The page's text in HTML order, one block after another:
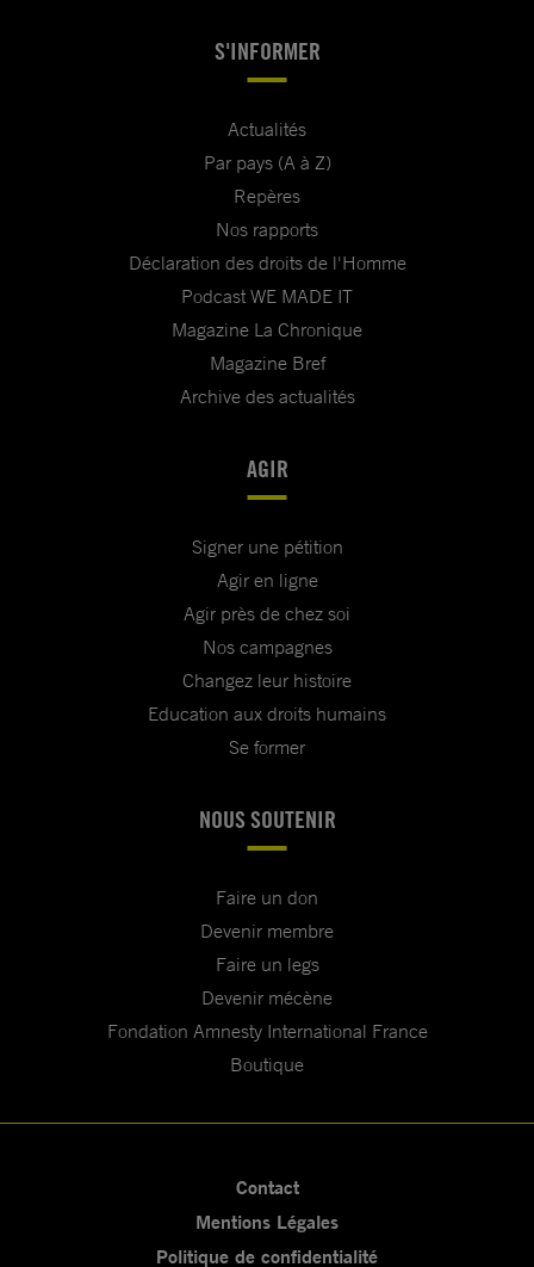
S'INFORMER
Actualités
Par pays (A à Z)
Repères
Nos rapports
Déclaration des droits de l'Homme
Podcast WE MADE IT
Magazine La Chronique
Magazine Bref
Archive des actualités
AGIR
Signer une pétition
Agir en ligne
Agir près de chez soi
Nos campagnes
Changez leur histoire
Education aux droits humains
Se former
NOUS SOUTENIR
Faire un don
Devenir membre
Faire un legs
Devenir mécène
Fondation Amnesty International France
Boutique
Contact
Mentions Légales
Politique de confidentialité